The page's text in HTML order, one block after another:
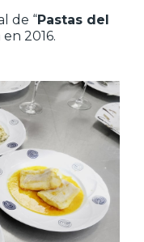
de “Pastas del
2016.